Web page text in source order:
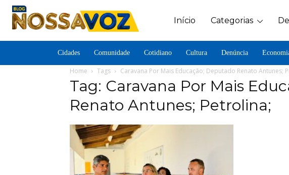
Início Categorias
Cidades Comunidade Cotidiano Cultura Denúncia
Home Tags Caravana Por Mais Educação; Deputado Renato Antunes;
Tag: Caravana Por Mais
Renato Antunes; Petrolina;